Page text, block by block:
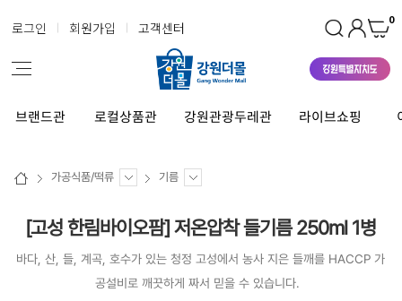
로그인 회원가입 고객센터 0
브랜드관 로컬상품관 강원관광두레관 라이브쇼핑
가공식품/떡류 기름
[고성 한림바이오팜] 저온압착 들기름 250ml 1병
바다, 산, 들, 계곡, 호수가 있는 청정 고성에서 농사 지은 들깨를 HACCP 가
공설비로 깨끗하게 짜서 믿을 수 있습니다.